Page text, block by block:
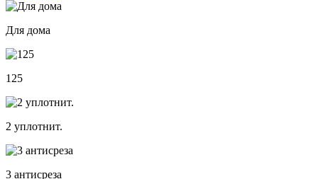
Для дома
125
2 уплотнит.
3 антисреза